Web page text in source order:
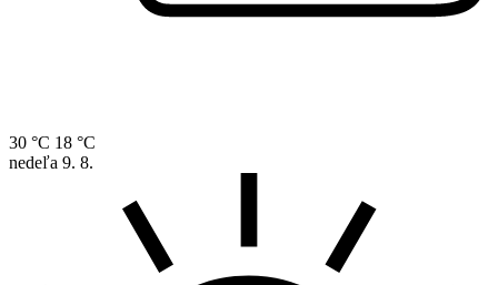
30 °C 18 °C
nedeľa 9. 8.